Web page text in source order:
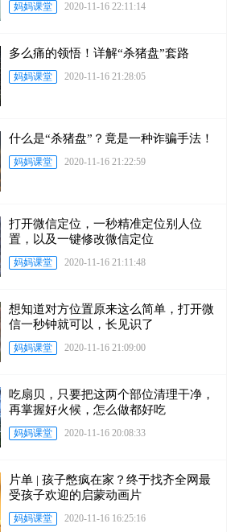
妈妈课堂 2020-11-16 22:11:14
多么痛的领悟！详解“杀猪盘”套路
妈妈课堂 2020-11-16 21:28:05
什么是“杀猪盘”？竟是一种诈骗手法！
妈妈课堂 2020-11-16 21:22:59
打开微信定位，一秒精准定位别人位
置，以及一键修改微信定位
妈妈课堂 2020-11-16 21:11:48
想知道对方位置原来这么简单，打开微
信一秒钟就可以，长见识了
妈妈课堂 2020-11-16 21:09:00
吃扇贝，只要把这两个部位清理干净，
再掌握好火候，怎么做都好吃
妈妈课堂 2020-11-16 20:08:33
片单 | 孩子憋疯在家？终于找齐全网最
受孩子欢迎的启蒙动画片
妈妈课堂 2020-11-16 16:25:16